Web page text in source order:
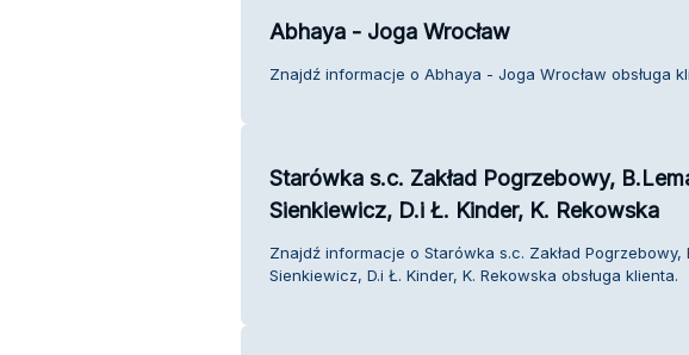
Abhaya - Joga Wrocław
Znajdź informacje o Abhaya - Joga Wrocław obsługa
Starówka s.c. Zakład Pogrzebowy,
Sienkiewicz, D.i Ł. Kinder, K. Rekowska
Znajdź informacje o Starówka s.c. Zakład Pogrzebowy,
Sienkiewicz, D.i Ł. Kinder, K. Rekowska obsługa klienta.